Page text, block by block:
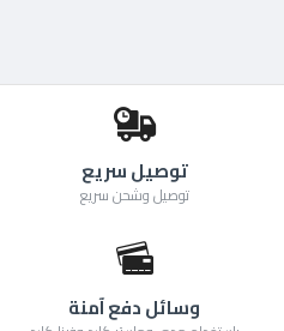
توصيل سريع
توصيل وشحن سريع
وسائل دفع آمنة